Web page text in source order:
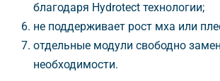
лагодаря Hydrotect технологии;
не поддерживает рост мха или
отдельные модули свободно
необходимости.